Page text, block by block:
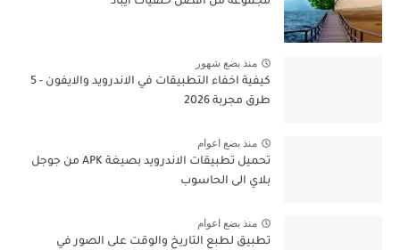
منذ بضع شهور
كيفية اخفاء التطبيقات في الاندرويد والايفون - 5
طرق مجربة 2026
منذ بضع اعوام
تحميل تطبيقات الاندرويد بصيغة APK من جوجل
بلاي الى الحاسوب
منذ بضع اعوام
تطبيق لطبع التاريخ والوقت على الصور في